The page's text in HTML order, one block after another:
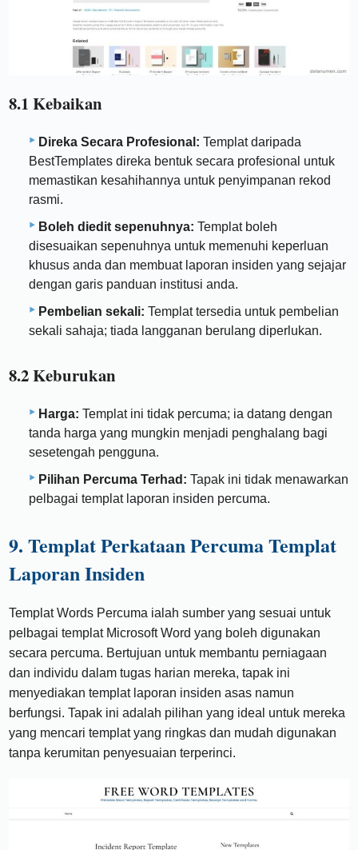
8.1 Kebaikan
Direka Secara Profesional: Templat daripada
BestTemplates direka bentuk secara profesional untuk
memastikan kesahihannya untuk penyimpanan rekod
rasmi.
Boleh diedit sepenuhnya: Templat boleh
disesuaikan sepenuhnya untuk memenuhi keperluan
khusus anda dan membuat laporan insiden yang sejajar
dengan garis panduan institusi anda.
Pembelian sekali: Templat tersedia untuk pembelian
sekali sahaja; tiada langganan berulang diperlukan.
8.2 Keburukan
Harga: Templat ini tidak percuma; ia datang dengan
tanda harga yang mungkin menjadi penghalang bagi
sesetengah pengguna.
Pilihan Percuma Terhad: Tapak ini tidak menawarkan
pelbagai templat laporan insiden percuma.
9. Templat Perkataan Percuma Templat
Laporan Insiden
Templat Words Percuma ialah sumber yang sesuai untuk
pelbagai templat Microsoft Word yang boleh digunakan
secara percuma. Bertujuan untuk membantu perniagaan
dan individu dalam tugas harian mereka, tapak ini
menyediakan templat laporan insiden asas namun
berfungsi. Tapak ini adalah pilihan yang ideal untuk mereka
yang mencari templat yang ringkas dan mudah digunakan
tanpa kerumitan penyesuaian terperinci.